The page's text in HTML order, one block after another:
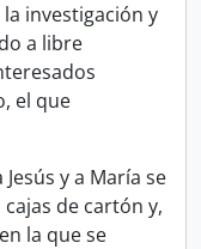
investigación y
a libre
el que
y a María se
de cartón y,
la que se